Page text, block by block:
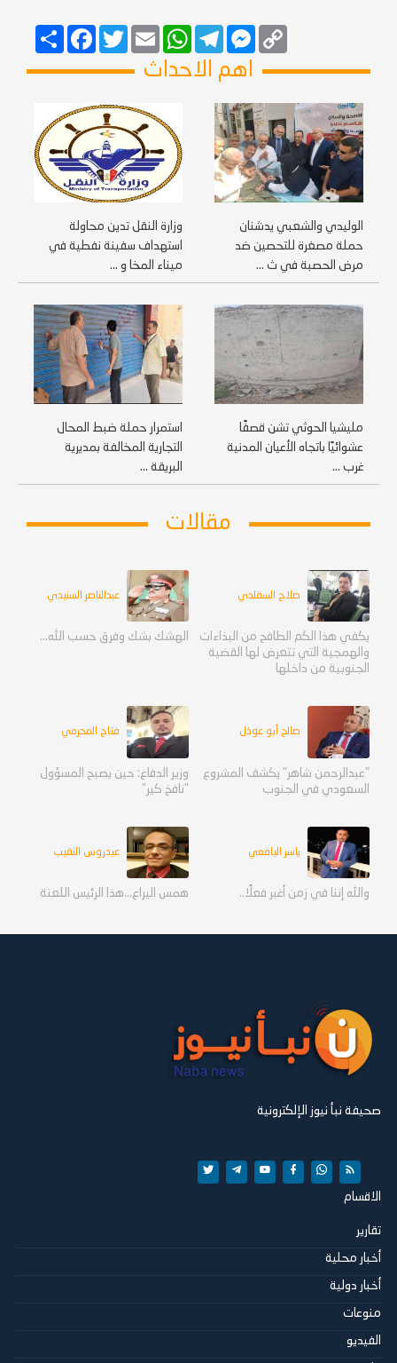
انشر
FacebookTwitterEmail
WhatsAppTelegram
MessengerCopy
Link
اهم الاحداث
الوليدي والشعبي يدشنان
حملة مصغرة للتحصين ضد
مرض الحصبة في ث ...
وزارة النقل تدين محاولة
استهداف سفينة نفطية في
ميناء المخا و ...
مليشيا الحوثي تشن قصفًا
عشوائيًا باتجاه الأعيان المدنية
غرب ...
استمرار حملة ضبط المحال
التجارية المخالفة بمديرية
البريقة ...
مقالات
صلاح السقلدي
يكفي هذا الكم الطافح من البذاءات
والهمجية التي تتعرض لها القضية
الجنوبية من داخلها
عبدالناصر السنيدي
الهشك بشك وفرق حسب الله...
صالح أبو عوذل
"عبدالرحمن شاهر" يكشف المشروع
السعودي في الجنوب
فتاح المحرمي
وزير الدفاع: حين يصبح المسؤول
"نافخ كير"
ياسر اليافعي
والله إننا في زمن أغبر فعلًا..
عيدروس النقيب
همس اليراع...هذا الرئيس اللعنة
صحيفة نبأ نيوز الإلكترونية
الاقسام
تقارير
أخبار محلية
أخبار دولية
منوعات
الفيديو